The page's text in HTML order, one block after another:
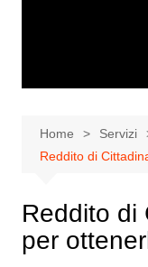
Home
Servizi
Reddito di
Reddito di
per